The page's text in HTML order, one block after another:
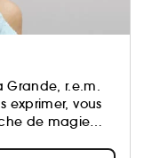
Grande, r.e.m.
exprimer, vous
de magie
ouverts.